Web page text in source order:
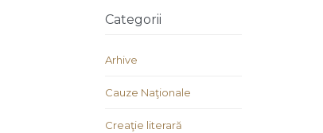
Categorii
Arhive
Cauze Naţionale
Creaţie literară